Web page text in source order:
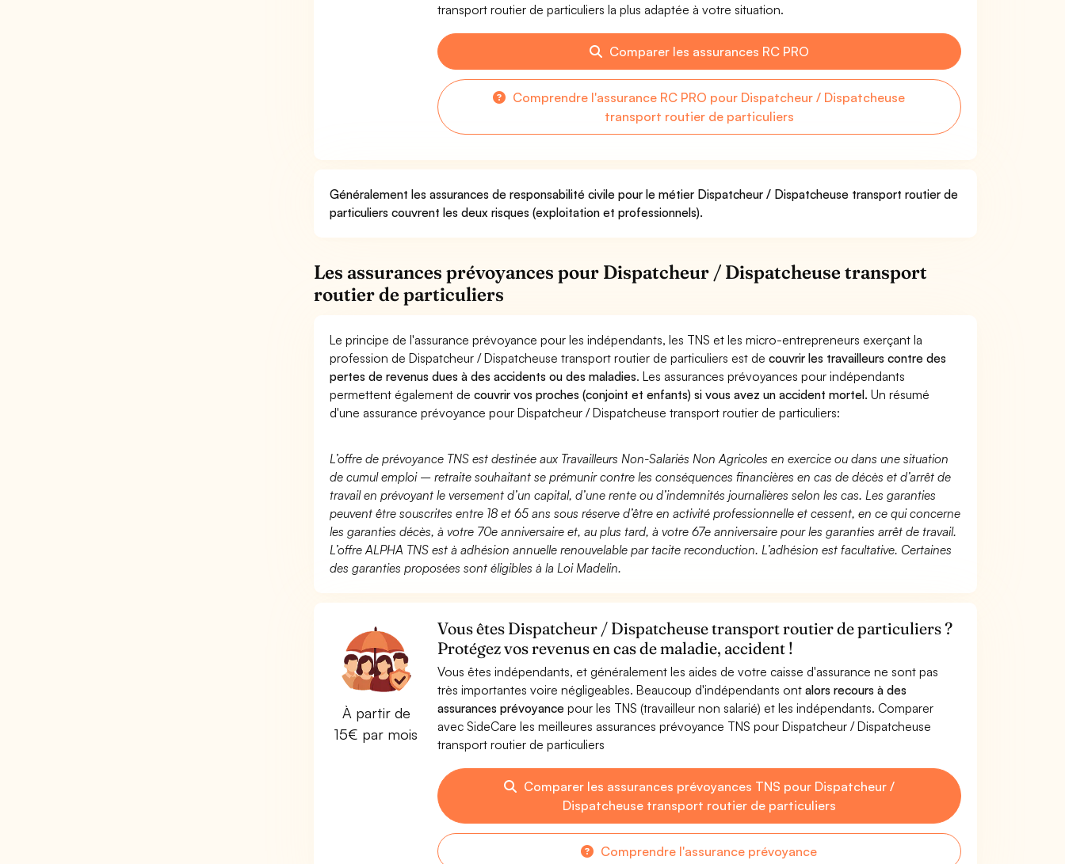
transport routier de particuliers la plus adaptée à votre situation.
Comparer les assurances RC PRO
Comprendre l'assurance RC PRO pour Dispatcheur / Dispatcheuse
transport routier de particuliers
Généralement les assurances de responsabilité civile pour le métier Dispatcheur / Dispatcheuse transport routier de
particuliers couvrent les deux risques (exploitation et professionnels).
Les assurances prévoyances pour Dispatcheur / Dispatcheuse transport
routier de particuliers
Le principe de l'assurance prévoyance pour les indépendants, les TNS et les micro-entrepreneurs exerçant la
profession de Dispatcheur / Dispatcheuse transport routier de particuliers est decouvrir les travailleurs contre des
pertes de revenus dues à des accidents ou des maladies. Les assurances prévoyances pour indépendants
permettent également decouvrir vos proches (conjoint et enfants) si vous avez un accident mortel. Un résumé
d'une assurance prévoyance pour Dispatcheur / Dispatcheuse transport routier de particuliers:
L’offre de prévoyance TNS est destinée aux Travailleurs Non-Salariés Non Agricoles en exercice ou dans une situation
de cumul emploi – retraite souhaitant se prémunir contre les conséquences financières en cas de décès et d’arrêt de
travail en prévoyant le versement d’un capital, d’une rente ou d’indemnités journalières selon les cas. Les garanties
peuvent être souscrites entre 18 et 65 ans sous réserve d’être en activité professionnelle et cessent, en ce qui concerne
les garanties décès, à votre 70e anniversaire et, au plus tard, à votre 67e anniversaire pour les garanties arrêt de travail.
L’offre ALPHA TNS est à adhésion annuelle renouvelable par tacite reconduction. L’adhésion est facultative. Certaines
des garanties proposées sont éligibles à la Loi Madelin.
À partir de
15€ par mois
Vous êtes Dispatcheur / Dispatcheuse transport routier de particuliers ?
Protégez vos revenus en cas de maladie, accident !
Vous êtes indépendants, et généralement les aides de votre caisse d'assurance ne sont pas
très importantes voire négligeables. Beaucoup d'indépendants ont alors recours à des
assurances prévoyancepour les TNS (travailleur non salarié) et les indépendants. Comparer
avec SideCare les meilleures assurances prévoyance TNS pour Dispatcheur / Dispatcheuse
transport routier de particuliers
Comparer les assurances prévoyances TNS pour Dispatcheur /
Dispatcheuse transport routier de particuliers
Comprendre l'assurance prévoyance